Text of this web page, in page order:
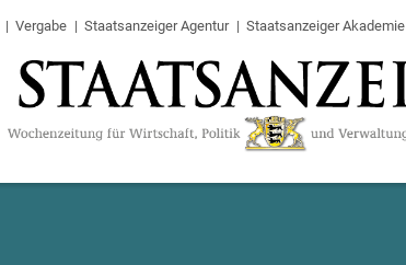
Vergabe Staatsanzeiger Agentur Staatsanzeiger Akademie